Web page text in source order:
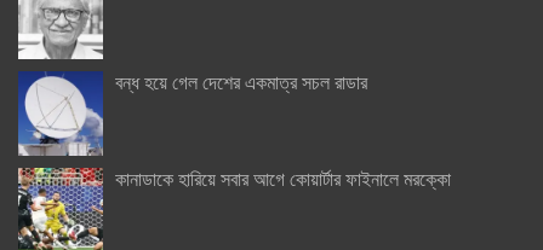
বন্ধ হয়ে গেল দেশের একমাত্র সচল রাডার
কানাডাকে হারিয়ে সবার আগে কোয়ার্টার ফাইনালে মরক্কো